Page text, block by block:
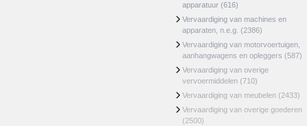
apparatuur (616)
Vervaardiging van machines en
apparaten, n.e.g. (2386)
Vervaardiging van motorvoertuigen,
aanhangwagens en opleggers (587)
Vervaardiging van overige
vervoermiddelen (710)
Vervaardiging van meubelen (2433)
Vervaardiging van overige goederen
(2500)